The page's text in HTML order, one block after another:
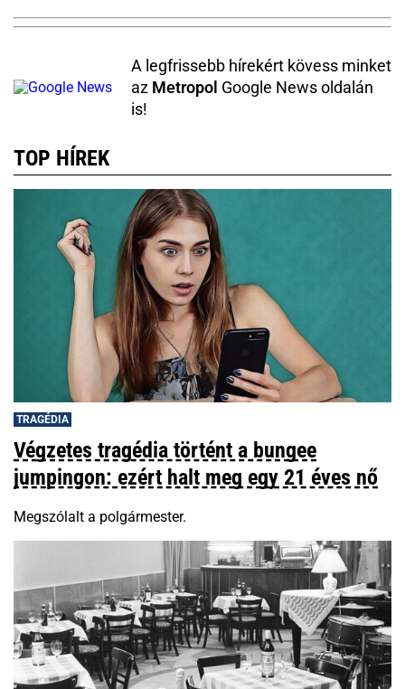
A legfrissebb hírekért kövess minket
az Metropol Google News oldalán
is!
TOP HÍREK
TRAGÉDIA
Végzetes tragédia történt a bungee
jumpingon: ezért halt meg egy 21 éves nő
Megszólalt a polgármester.